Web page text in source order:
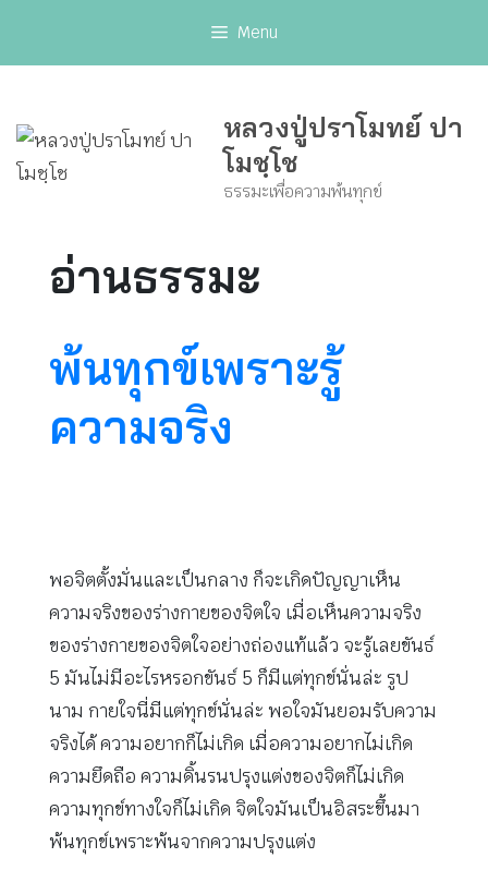
Menu
หลวงปู่ปราโมทย์ ปา
โมชฺโช
ธรรมะเพื่อความพ้นทุกข์
อ่านธรรมะ
พ้นทุกข์เพราะรู้
ความจริง
พอจิตตั้งมั่นและเป็นกลาง ก็จะเกิดปัญญาเห็น
ความจริงของร่างกายของจิตใจ เมื่อเห็นความจริง
ของร่างกายของจิตใจอย่างถ่องแท้แล้ว จะรู้เลยขันธ์
5 มันไม่มีอะไรหรอกขันธ์ 5 ก็มีแต่ทุกข์นั่นล่ะ รูป
นาม กายใจนี่มีแต่ทุกข์นั่นล่ะ พอใจมันยอมรับความ
จริงได้ ความอยากก็ไม่เกิด เมื่อความอยากไม่เกิด
ความยึดถือ ความดิ้นรนปรุงแต่งของจิตก็ไม่เกิด
ความทุกข์ทางใจก็ไม่เกิด จิตใจมันเป็นอิสระขึ้นมา
พ้นทุกข์เพราะพ้นจากความปรุงแต่ง